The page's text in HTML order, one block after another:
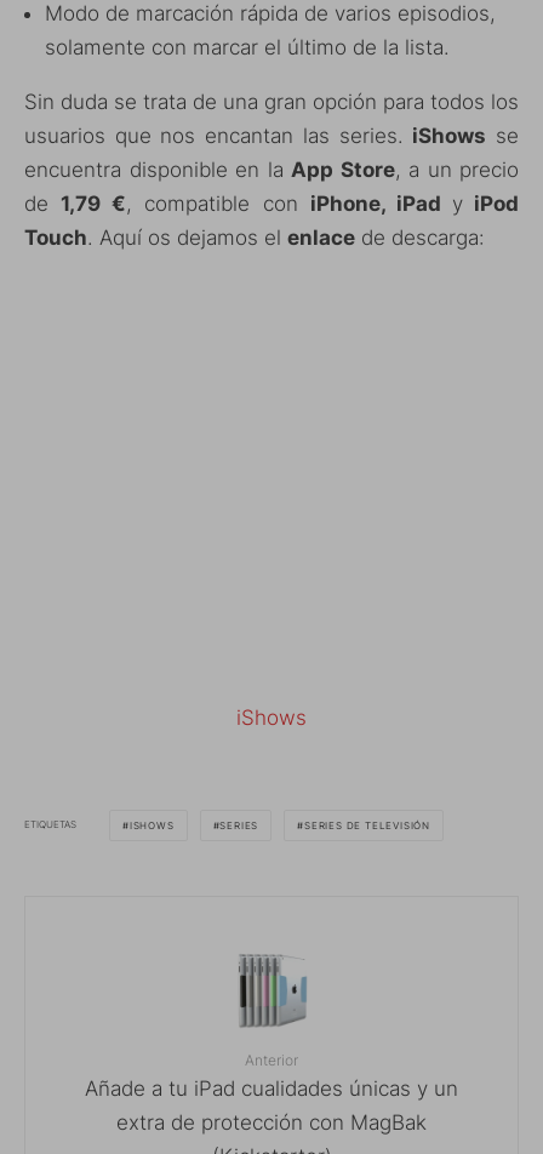
Modo de marcación rápida de varios episodios,
solamente con marcar el último de la lista.
Sin duda se trata de una gran opción para todos los
usuarios que nos encantan las series. iShows se
encuentra disponible en la App Store, a un precio
de 1,79 €, compatible con iPhone, iPad yiPod
Touch. Aquí os dejamos el enlace de descarga:
iShows
ETIQUETAS ISHOWS SERIES SERIES DE TELEVISIÓN
Anterior
Añade a tu iPad cualidades únicas y un
extra de protección con MagBak